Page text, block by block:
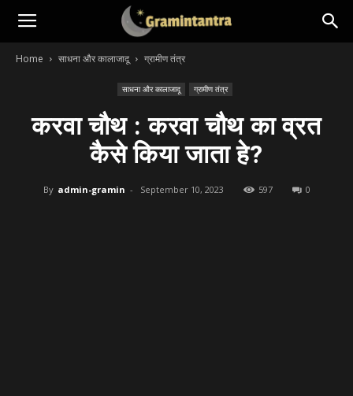
Home साधना और कालाजादू ग्रामीण तंत्र
साधना और कालाजादू ग्रामीण तंत्र
करवा चौथ : करवा चौथ का व्रत
कैसे किया जाता हे?
By admin-gramin - September 10, 2023 597 0